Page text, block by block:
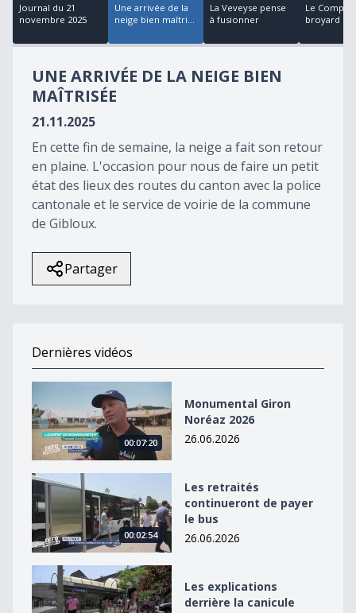
17
minutes,
seconds
Journal du 21
novembre 2025
Une arrivée de la
neige bien maîtri...
La Veveyse pense
à fusionner
Le
broyard
UNE ARRIVÉE DE LA NEIGE BIEN
MAÎTRISÉE
21.11.2025
En cette fin de semaine, la neige a fait son retour
en plaine. L'occasion pour nous de faire un petit
état des lieux des routes du canton avec la police
cantonale et le service de voirie de la commune
de Gibloux.
Partager
Dernières vidéos
Monumental Giron Noréaz 2026
00:07:20
Monumental Giron
Noréaz 2026
26.06.2026
Les retraités continueront de payer le bus
00:02:54
Les retraités
continueront de payer
le bus
26.06.2026
Les explications derrière la canicule
Les explications
derrière la canicule